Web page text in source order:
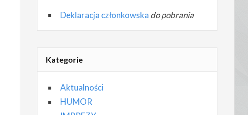
Deklaracja członkowska do pobrania
Kategorie
Aktualności
HUMOR